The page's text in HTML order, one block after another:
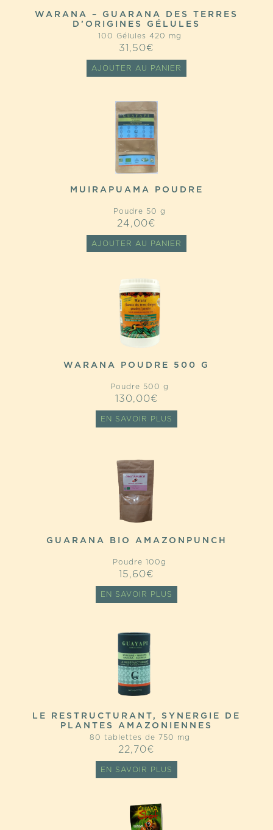
WARANA – GUARANA DES TERRES
D’ORIGINES GÉLULES
100 Gélules 420 mg
31,50€
AJOUTER AU PANIER
MUIRAPUAMA POUDRE
Poudre 50 g
24,00€
AJOUTER AU PANIER
WARANA POUDRE 500 G
Poudre 500 g
130,00€
EN SAVOIR PLUS
GUARANA BIO AMAZONPUNCH
Poudre 100g
15,60€
EN SAVOIR PLUS
LE RESTRUCTURANT, SYNERGIE DE
PLANTES AMAZONIENNES
80 tablettes de 750 mg
22,70€
EN SAVOIR PLUS